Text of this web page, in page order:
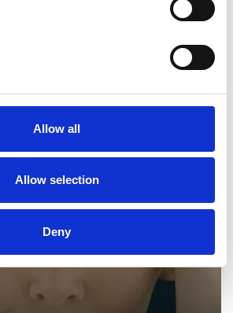
Allow all
Allow selection
Deny
keer fillers!